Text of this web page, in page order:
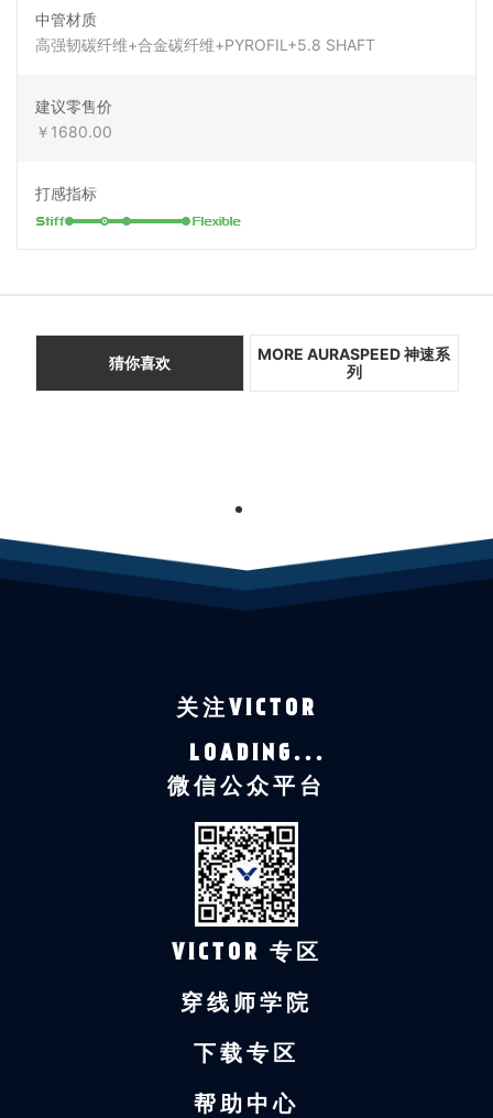
中管材质
高强韧碳纤维+合金碳纤维+PYROFIL+5.8 SHAFT
建议零售价
￥1680.00
打感指标
猜你喜欢
MORE AURASPEED 神速系
列
1
关注VICTOR
LOADING...
微信公众平台
VICTOR 专区
穿线师学院
下载专区
帮助中心